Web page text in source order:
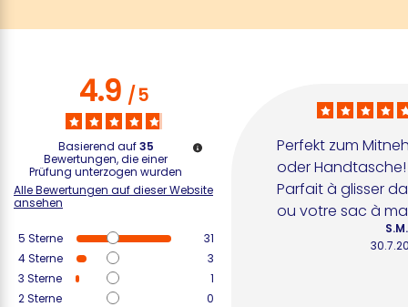
4.9/5
Basierend auf35
Bewertungen, die einer
Prüfung unterzogen wurden
Alle Bewertungen auf dieser Website
ansehen
5 Sterne
31
4Sterne
3
3 Sterne
1
2Sterne
0
Perfekt zum
oder
Parfait à glisser
ou votre sac à
S.M.